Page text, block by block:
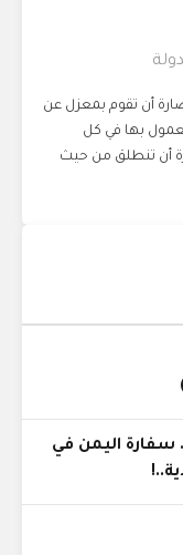
أن تقوم بمعزل عن
بها في كل
أن تنطلق من حيث
سفارة اليمن في